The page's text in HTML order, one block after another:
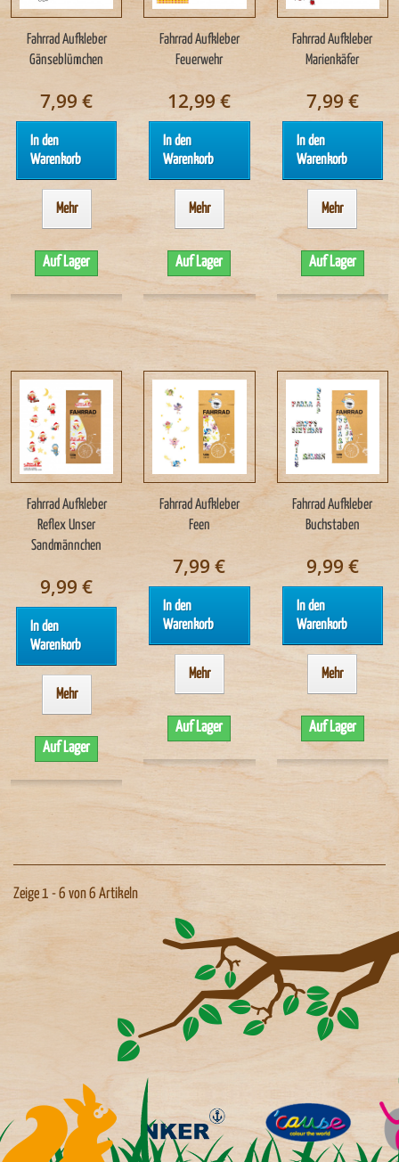
Fahrrad Aufkleber
Gänseblümchen
7,99 €
In den
Warenkorb
Mehr
Auf Lager
Fahrrad Aufkleber
Feuerwehr
12,99 €
In den
Warenkorb
Mehr
Auf Lager
Fahrrad Aufkleber
Marienkäfer
7,99 €
In den
Warenkorb
Mehr
Auf Lager
Fahrrad Aufkleber
Reflex Unser
Sandmännchen
9,99 €
In den
Warenkorb
Mehr
Auf Lager
Fahrrad Aufkleber
Feen
7,99 €
In den
Warenkorb
Mehr
Auf Lager
Fahrrad Aufkleber
Buchstaben
9,99 €
In den
Warenkorb
Mehr
Auf Lager
Zeige 1 - 6 von 6 Artikeln